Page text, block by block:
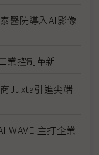
醫院導入AI影像
業控制革新
Juxta引進尖端
WAVE 主打企業